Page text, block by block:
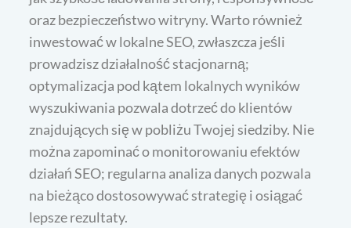
oraz bezpieczeństwo witryny. Warto również
inwestować w lokalne SEO, zwłaszcza jeśli
prowadzisz działalność stacjonarną;
optymalizacja pod kątem lokalnych wyników
wyszukiwania pozwala dotrzeć do klientów
znajdujących się w pobliżu Twojej siedziby. Nie
można zapominać o monitorowaniu efektów
działań SEO; regularna analiza danych pozwala
na bieżąco dostosowywać strategię i osiągać
lepsze rezultaty.